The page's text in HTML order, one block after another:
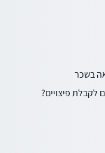
בשכר
לקבלת פיצויים?